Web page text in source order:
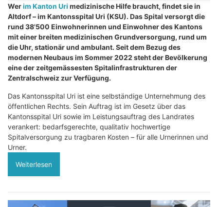
Werim Kanton Uri medizinische Hilfe braucht, findet sie in
Altdorf – im Kantonsspital Uri (KSU). Das Spital versorgt die
rund 38'500 Einwohnerinnen und Einwohner des Kantons
mit einer breiten medizinischen Grundversorgung, rund um
die Uhr, stationär und ambulant. Seit dem Bezug des
modernen Neubaus im Sommer 2022 steht der Bevölkerung
eine der zeitgemässesten Spitalinfrastrukturen der
Zentralschweiz zur Verfügung.
Das Kantonsspital Uri ist eine selbständige Unternehmung des
öffentlichen Rechts. Sein Auftrag ist im Gesetz über das
Kantonsspital Uri sowie im Leistungsauftrag des Landrates
verankert: bedarfsgerechte, qualitativ hochwertige
Spitalversorgung zu tragbaren Kosten – für alle Urnerinnen und
Urner.
Weiterlesen